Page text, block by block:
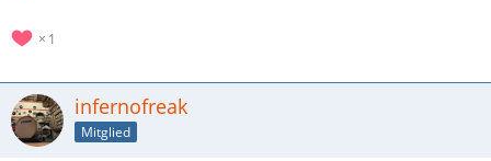
1
infernofreak
Mitglied